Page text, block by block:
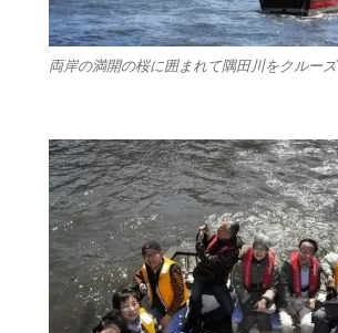
両岸の満開の桜に囲まれて隅田川をクルーズ